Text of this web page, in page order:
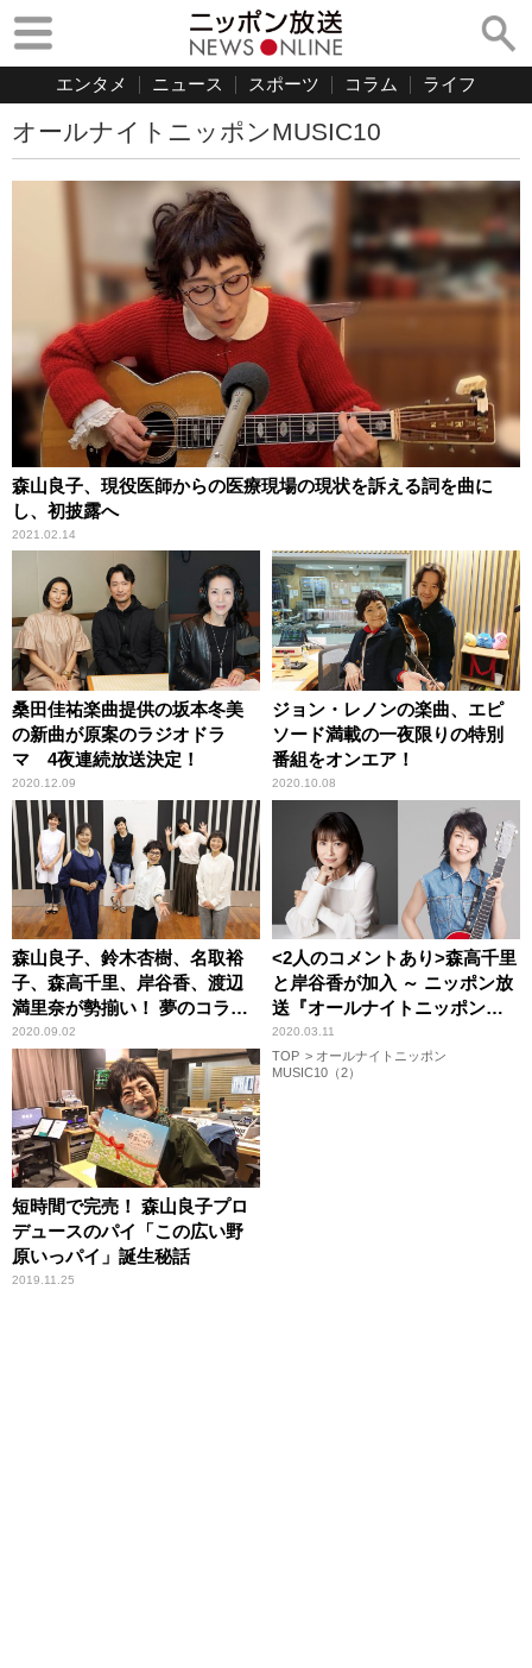
エンタメ ニュース スポーツ コラム ライフ
オールナイトニッポンMUSIC10
森山良子、現役医師からの医療現場の現状を訴える詞を曲に
し、初披露へ
2021.02.14
桑田佳祐楽曲提供の坂本冬美
の新曲が原案のラジオドラ
マ 4夜連続放送決定！
2020.12.09
ジョン・レノンの楽曲、エピ
ソード満載の一夜限りの特別
番組をオンエア！
2020.10.08
森山良子、鈴木杏樹、名取裕
子、森高千里、岸谷香、渡辺
満里奈が勢揃い！ 夢のコラボ
レーション実現
2020.09.02
<2人のコメントあり>森高千里
と岸谷香が加入 ～ ニッポン放
送『オールナイトニッポン
MUSIC10』
2020.03.11
短時間で完売！ 森山良子プロ
デュースのパイ「この広い野
原いっパイ」誕生秘話
2019.11.25
TOP
オールナイトニッポン
MUSIC10（2）